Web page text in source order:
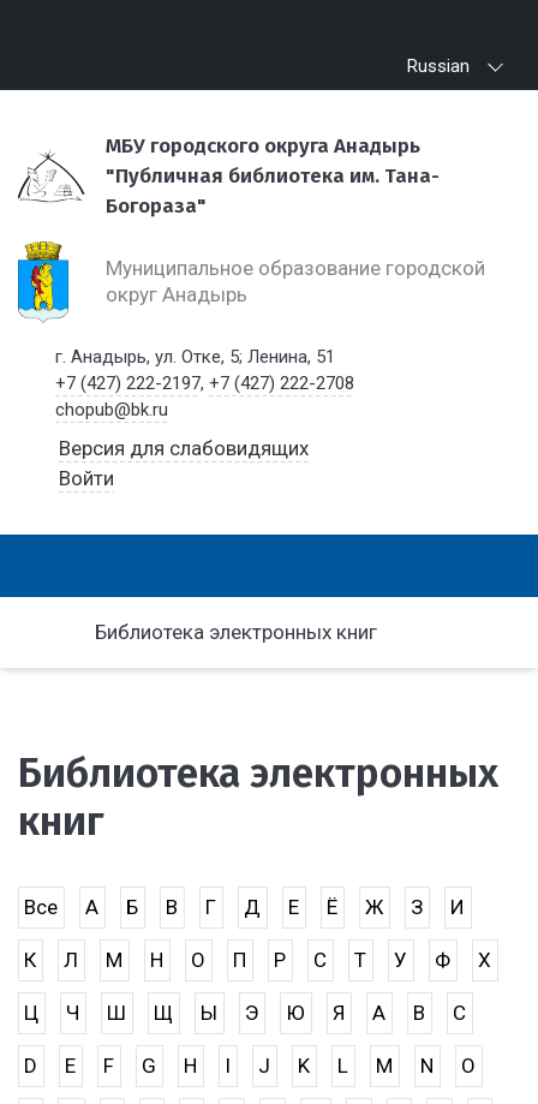
Russian
МБУ городского округа Анадырь
"Публичная библиотека им. Тана-
Богораза"
Муниципальное образование городской
округ Анадырь
г. Анадырь, ул. Отке, 5; Ленина, 51
+7 (427) 222-2197,+7 (427) 222-2708
chopub@bk.ru
Версия для слабовидящих
Войти
Библиотека электронных книг
Библиотека электронных
книг
Все А Б В Г Д Е Ё Ж З И
К Л М Н О П Р С Т У Ф Х
Ц Ч Ш Щ Ы Э Ю Я A B C
D E F G H I J K L M N O